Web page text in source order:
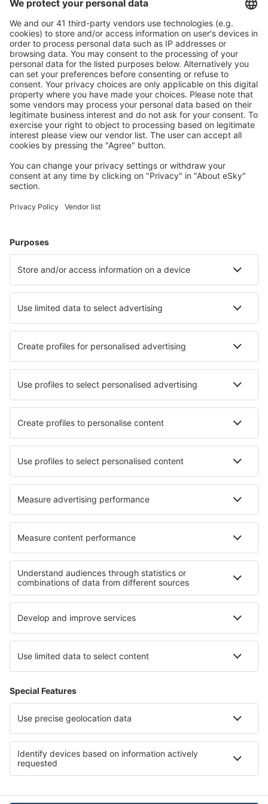
Planlegg reisen din
Flybilletter
Storbyferie
Sommerferie
Overnatting
Fly+Hotell
Hoteller
Transferer
Lær mer
Flyselskaper
KLM
Lufthansa
Ryanair
Wideroe
Danish Air
Turkish Airlines
Lot
Om eSky
Vilkår
Mine bestillinger
Personvernregler
Hjelp og kontakt
Personvern
Land
Internasjonale nettsider
eSky.eu eSky.com eDestinos.com